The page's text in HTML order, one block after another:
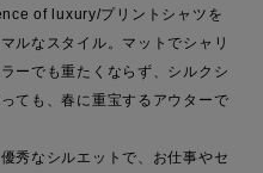
of luxury/プリントシャツを
ルなスタイル。マットでシャリ
ーでも重たくならず、シルクシ
ても、春に重宝するアウターで
秀なシルエットで、お仕事やセ